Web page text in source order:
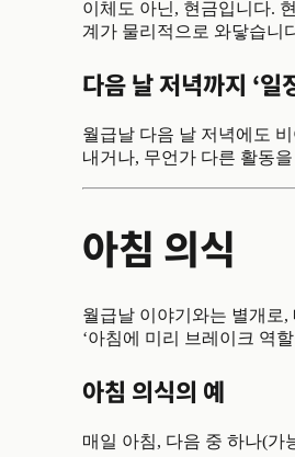
이체도 아닌, 현금입니다.
계가 물리적으로 와닿습니
다음 날 저녁까지 ‘일
월급날 다음 날 저녁에도
내거나, 무언가 다른 활동
아침 의식
월급날 이야기와는 별개로
‘아침에 미리 브레이크 역
아침 의식의 예
매일 아침, 다음 중 하나(가